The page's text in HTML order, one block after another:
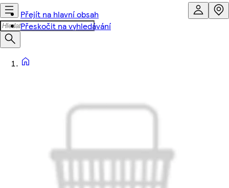
Přejít na hlavní obsah
Přeskočit na vyhledávání